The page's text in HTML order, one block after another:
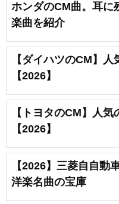
ホンダのCM曲。耳に
楽曲を紹介
【ダイハツのCM】
【2026】
【トヨタのCM】人
【2026】
【2026】三菱自自動
洋楽名曲の宝庫